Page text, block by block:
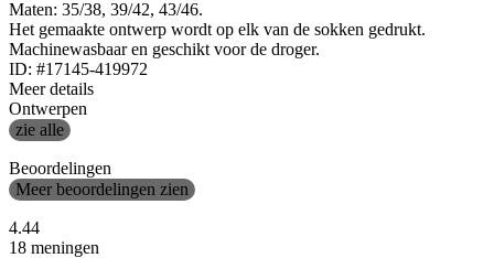
Maten: 35/38, 39/42, 43/46.
Het gemaakte ontwerp wordt op elk van de sokken gedrukt.
Machinewasbaar en geschikt voor de droger.
ID: #17145-419972
Meer details
Ontwerpen
zie alle
Beoordelingen
Meer beoordelingen zien
4.44
18 meningen